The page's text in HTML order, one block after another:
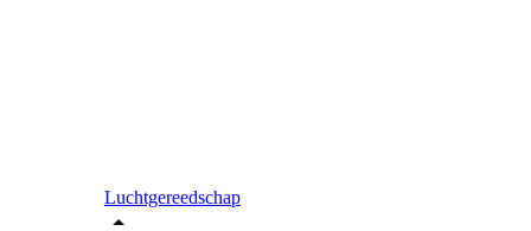
Luchtgereedschap